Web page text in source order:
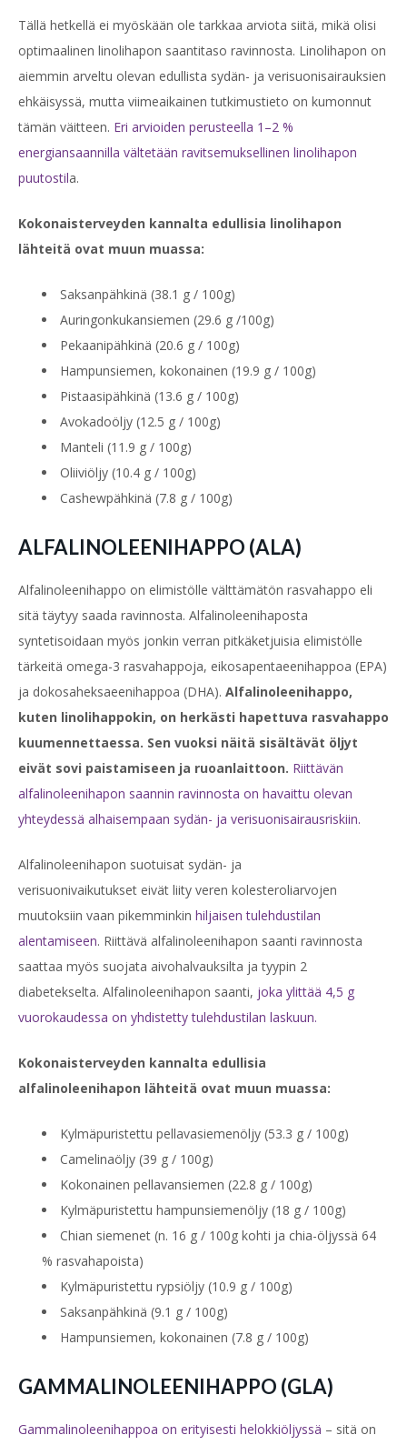
Tällä hetkellä ei myöskään ole tarkkaa arviota siitä, mikä olisi
optimaalinen linolihapon saantitaso ravinnosta. Linolihapon on
aiemmin arveltu olevan edullista sydän- ja verisuonisairauksien
ehkäisyssä, mutta viimeaikainen tutkimustieto on kumonnut
tämän väitteen. Eri arvioiden perusteella 1–2 %
energiansaannilla vältetään ravitsemuksellinen linolihapon
puutostila.
Kokonaisterveyden kannalta edullisia linolihapon
lähteitä ovat muun muassa:
Saksanpähkinä (38.1 g / 100g)
Auringonkukansiemen (29.6 g /100g)
Pekaanipähkinä (20.6 g / 100g)
Hampunsiemen, kokonainen (19.9 g / 100g)
Pistaasipähkinä (13.6 g / 100g)
Avokadoöljy (12.5 g / 100g)
Manteli (11.9 g / 100g)
Oliiviöljy (10.4 g / 100g)
Cashewpähkinä (7.8 g / 100g)
ALFALINOLEENIHAPPO (ALA)
Alfalinoleenihappo on elimistölle välttämätön rasvahappo eli
sitä täytyy saada ravinnosta. Alfalinoleenihaposta
syntetisoidaan myös jonkin verran pitkäketjuisia elimistölle
tärkeitä omega-3 rasvahappoja, eikosapentaeenihappoa (EPA)
ja dokosaheksaeenihappoa (DHA). Alfalinoleenihappo,
kuten linolihappokin, on herkästi hapettuva rasvahappo
kuumennettaessa. Sen vuoksi näitä sisältävät öljyt
eivät sovi paistamiseen ja ruoanlaittoon. Riittävän
alfalinoleenihapon saannin ravinnosta on havaittu olevan
yhteydessä alhaisempaan sydän- ja verisuonisairausriskiin.
Alfalinoleenihapon suotuisat sydän- ja
verisuonivaikutukset eivät liity veren kolesteroliarvojen
muutoksiin vaan pikemminkin hiljaisen tulehdustilan
alentamiseen. Riittävä alfalinoleenihapon saanti ravinnosta
saattaa myös suojata aivohalvauksilta ja tyypin 2
diabetekselta. Alfalinoleenihapon saanti, joka ylittää 4,5 g
vuorokaudessa on yhdistetty tulehdustilan laskuun.
Kokonaisterveyden kannalta edullisia
alfalinoleenihapon lähteitä ovat muun muassa:
Kylmäpuristettu pellavasiemenöljy (53.3 g / 100g)
Camelinaöljy (39 g / 100g)
Kokonainen pellavansiemen (22.8 g / 100g)
Kylmäpuristettu hampunsiemenöljy (18 g / 100g)
Chian siemenet (n. 16 g / 100g kohti ja chia-öljyssä 64
% rasvahapoista)
Kylmäpuristettu rypsiöljy (10.9 g / 100g)
Saksanpähkinä (9.1 g / 100g)
Hampunsiemen, kokonainen (7.8 g / 100g)
GAMMALINOLEENIHAPPO (GLA)
Gammalinoleenihappoa on erityisesti helokkiöljyssä – sitä on